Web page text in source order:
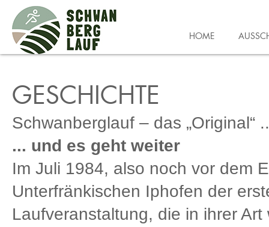
HOME
GESCHICHTE
Schwanberglauf – das „Original“
... und es geht weiter
Im Juli 1984, also noch vor dem
Unterfränkischen Iphofen der
Laufveranstaltung, die in ihrer